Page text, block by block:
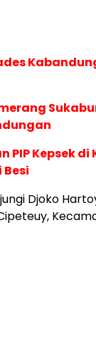
PIP Kepsek
Djoko